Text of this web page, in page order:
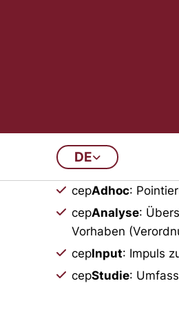
DE
In diesem
cepAdhoc:
cepAnalyse:
Vorhaben
cepInput: Impuls
cepStudie: